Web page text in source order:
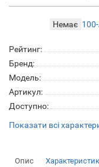
Немає
Рейтинг:
Бренд:
Модель:
Артикул:
Доступно:
Показати всі
Опис